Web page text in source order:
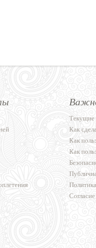
Текущие
Как
Как
Как
Согласие